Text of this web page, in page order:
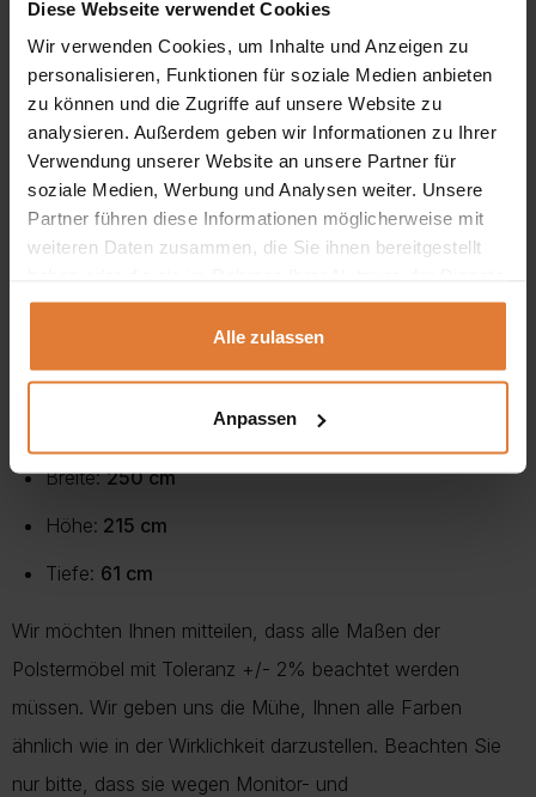
Diese Webseite verwendet Cookies
Wir verwenden Cookies, um Inhalte und Anzeigen zu
personalisieren, Funktionen für soziale Medien anbieten
zu können und die Zugriffe auf unsere Website zu
analysieren. Außerdem geben wir Informationen zu Ihrer
Verwendung unserer Website an unsere Partner für
soziale Medien, Werbung und Analysen weiter. Unsere
Partner führen diese Informationen möglicherweise mit
weiteren Daten zusammen, die Sie ihnen bereitgestellt
gesammelt haben.
Alle zulassen
Anpassen
Schlafzimmer als auch für ein elegantes Wohnzimmer.
Dieser große Kleiderschrank Lizbona IIbietet Platz für
rauchen
Regalenund einer hängenden Stange,die dafür sorgt
dass Ihre Kleidung nicht zerknittert wird. Für kleinere
Schubladen
Farben werden
elegant aussehen.
Breite:250 cm
Höhe: 215 cm
Tiefe: 61 cm
Wir möchten Ihnen mitteilen, dass alle Maßen der
Polstermöbel mit Toleranz +/- 2% beachtet werden
müssen. Wir geben uns die Mühe, Ihnen alle Farben
ähnlich wie in der Wirklichkeit darzustellen. Beachten Sie
nur bitte, dass sie wegen Monitor- und